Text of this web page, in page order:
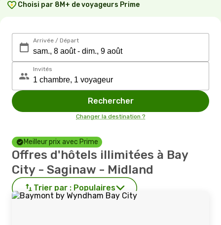
Choisi par 8M+ de voyageurs Prime
Arrivée / Départ
Invités
Rechercher
Changer la destination ?
Meilleur prix avec Prime
Offres d'hôtels illimitées à Bay
City - Saginaw - Midland
Trier par : Populaires